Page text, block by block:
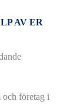
AV ER
och företag i